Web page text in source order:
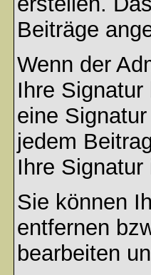
Beiträge
Wenn der
Ihre
eine
jedem
Ihre
Sie können
entfernen
bearbeiten